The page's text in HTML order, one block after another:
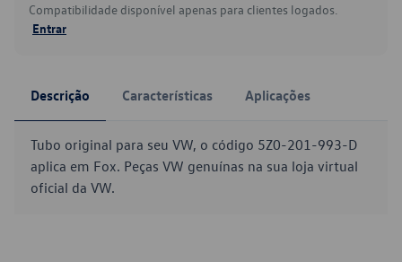
Compatibilidade disponível apenas para clientes logados.
Entrar
Descrição Características Aplicações
Tubo original para seu VW, o código 5Z0-201-993-D
aplica em Fox. Peças VW genuínas na sua loja virtual
oficial da VW.